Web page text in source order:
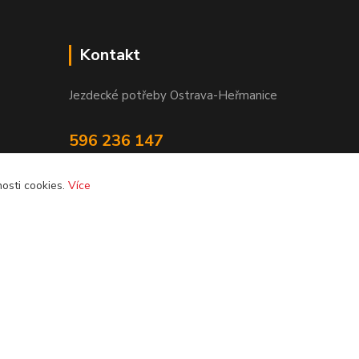
Kontakt
Jezdecké potřeby Ostrava-Heřmanice
596 236 147
cookies. Více